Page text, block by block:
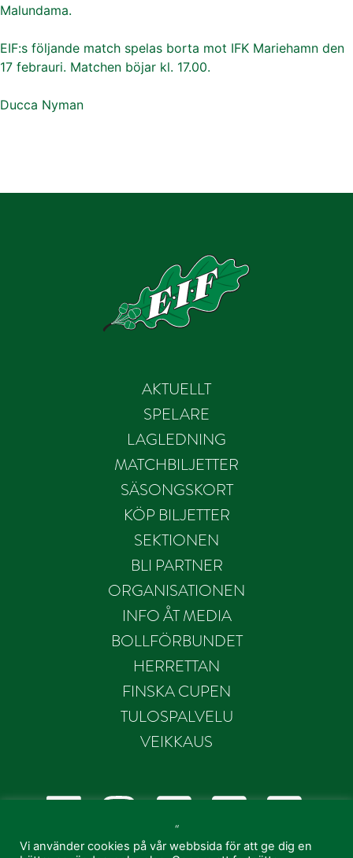
Malundama.
EIF:s följande match spelas borta mot IFK Mariehamn den
17 febrauri. Matchen böjar kl. 17.00.
Ducca Nyman
AKTUELLT
SPELARE
LAGLEDNING
MATCHBILJETTER
SÄSONGSKORT
KÖP BILJETTER
SEKTIONEN
BLI PARTNER
ORGANISATIONEN
INFO ÅT MEDIA
BOLLFÖRBUNDET
HERRETTAN
FINSKA CUPEN
TULOSPALVELU
VEIKKAUS
“
Vi använder cookies på vår webbsida för att ge dig en